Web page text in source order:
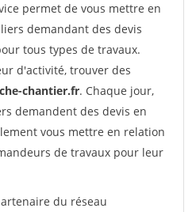
permet de vous mettre en
demandant des devis
tous types de travaux.
d'activité, trouver des
chantier.fr. Chaque jour,
demandent des devis en
vous mettre en relation
de travaux pour leur
du réseau